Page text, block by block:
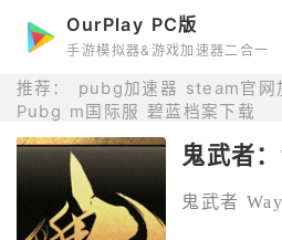
推荐： pubg加速器 steam官网
Pubg m国际服 碧蓝档案下载
OurPlay PC版
手游模拟器&游戏加速器二合一
鬼武者
鬼武者